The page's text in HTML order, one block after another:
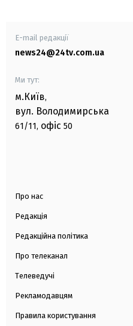
E-mail редакції
news24@24tv.com.ua
Ми тут:
м.Київ,
вул. Володимирська
61/11, офіс 50
Про нас
Редакція
Редакційна політика
Про телеканал
Телеведучі
Рекламодавцям
Правила користування